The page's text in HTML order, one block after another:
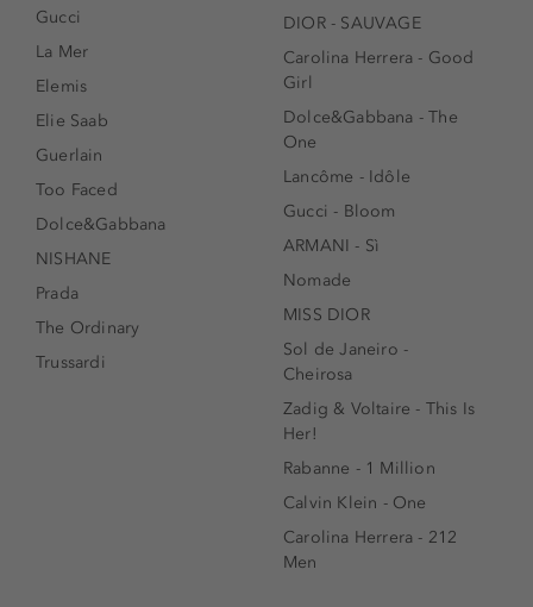
Gucci
La Mer
Elemis
Elie Saab
Guerlain
Too Faced
Dolce&Gabbana
NISHANE
Prada
The Ordinary
Trussardi
DIOR - SAUVAGE
Carolina Herrera - Good
Girl
Dolce&Gabbana - The
One
Lancôme - Idôle
Gucci - Bloom
ARMANI - Sì
Nomade
MISS DIOR
Sol de Janeiro -
Cheirosa
Zadig & Voltaire - This Is
Her!
Rabanne - 1 Million
Calvin Klein - One
Carolina Herrera - 212
Men